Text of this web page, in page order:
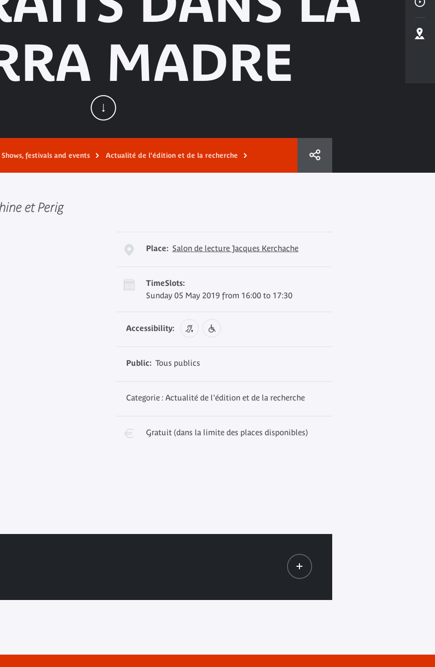
MADRE
Shows, festivals and events Actualité de l'édition et de la recherche
et Perig
Place: Salon de lecture Jacques Kerchache
TimeSlots:
Sunday 05 May 2019 from 16:00 to 17:30
Accessibility:
Public: Tous publics
Categorie : Actualité de l'édition et de la recherche
Gratuit (dans la limite des places disponibles)